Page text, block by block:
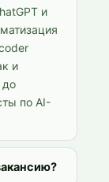
и
и
до
по AI-